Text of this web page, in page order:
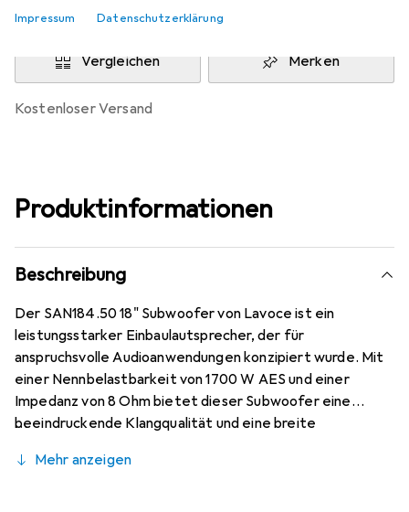
Impressum Datenschutzerklärung
In den Warenkorb
Vergleichen Merken
kostenloser Versand
Produktinformationen
Beschreibung
Der SAN184.50 18" Subwoofer von Lavoce ist ein
leistungsstarker Einbaulautsprecher, der für
anspruchsvolle Audioanwendungen konzipiert wurde. Mit
einer Nennbelastbarkeit von 1700 W AES und einer
Impedanz von 8 Ohm bietet dieser Subwoofer eine
beeindruckende Klangqualität und eine breite
Entwicklungsteam hinter diesem Produkt bringt
Mehr anzeigen